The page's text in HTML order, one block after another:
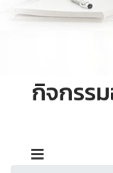
กิจกรร